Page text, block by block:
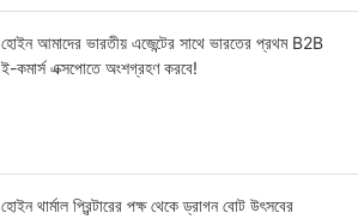
হোইন আমাদের ভারতীয় এজেন্টের সাথে ভারতের প্রথম B2B
ই-কমার্স এক্সপোতে অংশগ্রহণ করবে!
হোইন থার্মাল প্রিন্টারের পক্ষ থেকে ড্রাগন বোট উৎসবের